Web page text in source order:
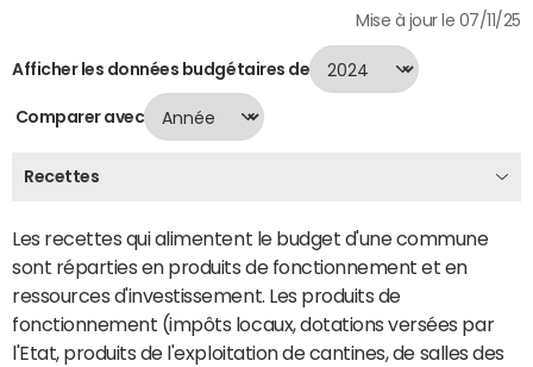
Mise à jour le 07/11/25
Afficher les données budgétaires de
Comparer avec
Recettes
Les recettes qui alimentent le budget d'une commune
sont réparties en produits de fonctionnement et en
ressources d'investissement. Les produits de
fonctionnement (impôts locaux, dotations versées par
l'Etat, produits de l'exploitation de cantines, de salles des